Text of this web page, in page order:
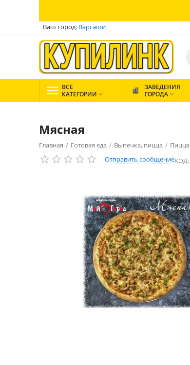
Ваш город: Варгаши
ВСЕ
КАТЕГОРИИ 
ЗАВЕДЕНИЯ
ГОРОДА 
Мясная
Главная / Готовая еда / Выпечка, пицца / Пицца
Отправить сообщениеКОД: